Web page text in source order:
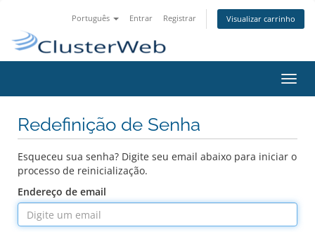
Português Entrar Registrar Visualizar carrinho
Redefinição de Senha
Esqueceu sua senha? Digite seu email abaixo para iniciar o
processo de reinicialização.
Endereço de email